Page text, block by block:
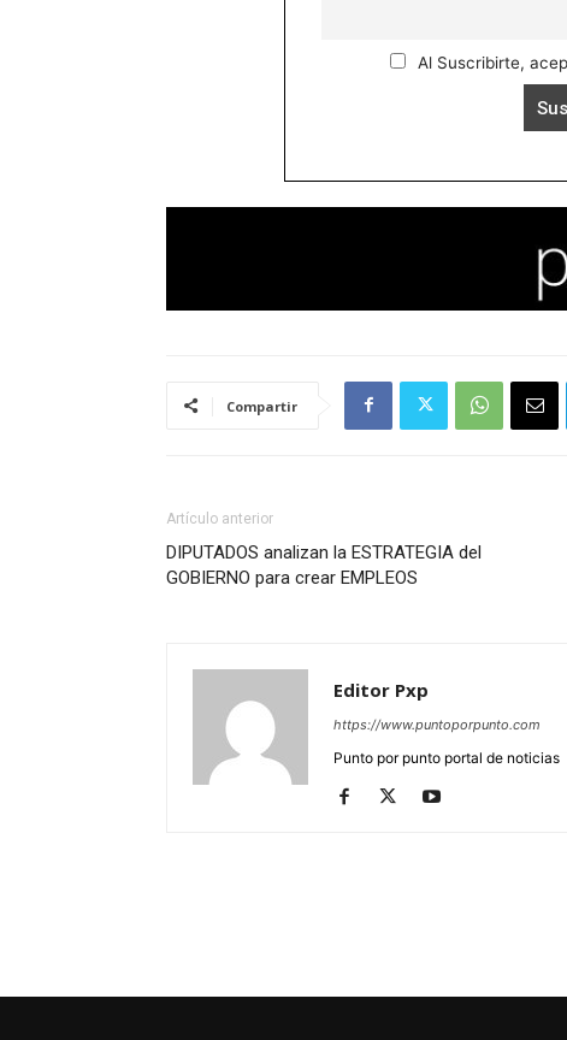
Al Suscribirte,
Compartir
Artículo anterior
DIPUTADOS analizan la ESTRATEGIA del
GOBIERNO para crear EMPLEOS
Editor Pxp
https://www.puntoporpunto.com
Punto por punto portal de noticias